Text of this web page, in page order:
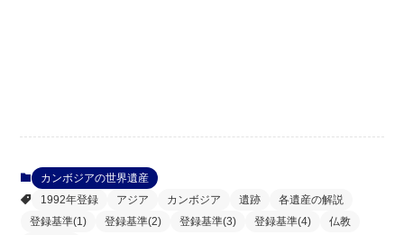
カンボジアの世界遺産
1992年登録
アジア カンボジア 遺跡
各遺産の解説
登録基準(1)
登録基準(2) 登録基準(3) 登録基準(4)
仏教